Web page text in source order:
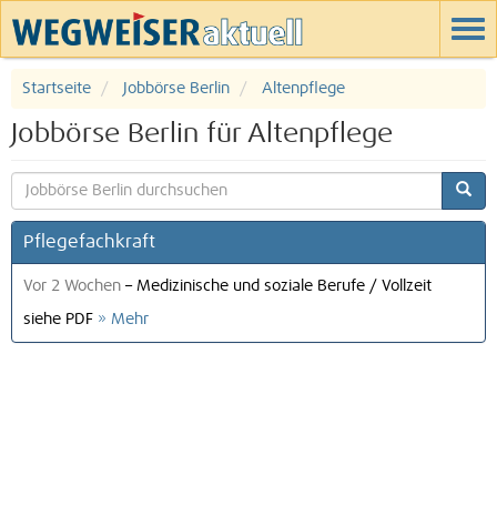
Startseite Jobbörse Berlin Altenpflege
Jobbörse Berlin für Altenpflege
Pflegefachkraft
Vor 2 Wochen – Medizinische und soziale Berufe / Vollzeit
siehe PDF » Mehr